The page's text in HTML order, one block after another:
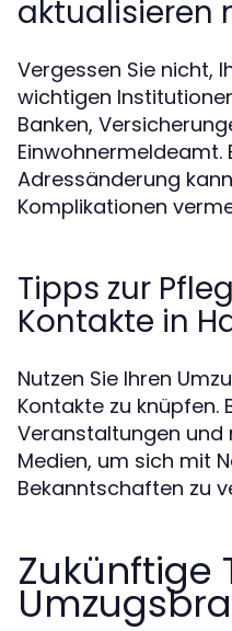
aktualisieren
Vergessen Sie nicht,
wichtigen
Banken,
Einwohnermeldeamt.
Adressänderung
Komplikationen
Tipps zur
Kontakte in
Nutzen Sie Ihren
Kontakte zu knüpfen.
Veranstaltungen und
Medien, um sich mit
Bekanntschaften zu
Zukünftige